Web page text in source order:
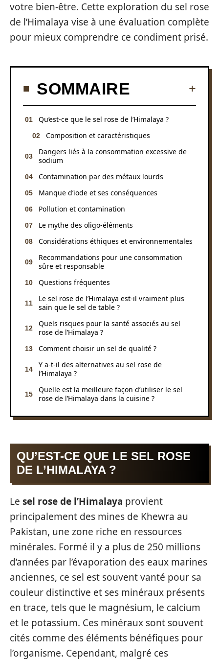
votre bien-être. Cette exploration du sel rose
de l’Himalaya vise à une évaluation complète
pour mieux comprendre ce condiment prisé.
SOMMAIRE
Qu’est-ce que le sel rose de l’Himalaya ?
Composition et caractéristiques
Dangers liés à la consommation excessive de
sodium
Contamination par des métaux lourds
Manque d’iode et ses conséquences
Pollution et contamination
Le mythe des oligo-éléments
Considérations éthiques et environnementales
Recommandations pour une consommation
sûre et responsable
Questions fréquentes
Le sel rose de l’Himalaya est-il vraiment plus
sain que le sel de table ?
Quels risques pour la santé associés au sel
rose de l’Himalaya ?
Comment choisir un sel de qualité ?
Y a-t-il des alternatives au sel rose de
l’Himalaya ?
Quelle est la meilleure façon d’utiliser le sel
rose de l’Himalaya dans la cuisine ?
QU’EST-CE QUE LE SEL ROSE
DE L’HIMALAYA ?
Le sel rose de l’Himalaya provient
principalement des mines de Khewra au
Pakistan, une zone riche en ressources
minérales. Formé il y a plus de 250 millions
d’années par l’évaporation des eaux marines
anciennes, ce sel est souvent vanté pour sa
couleur distinctive et ses minéraux présents
en trace, tels que le magnésium, le calcium
et le potassium. Ces minéraux sont souvent
cités comme des éléments bénéfiques pour
l’organisme. Cependant, malgré ces